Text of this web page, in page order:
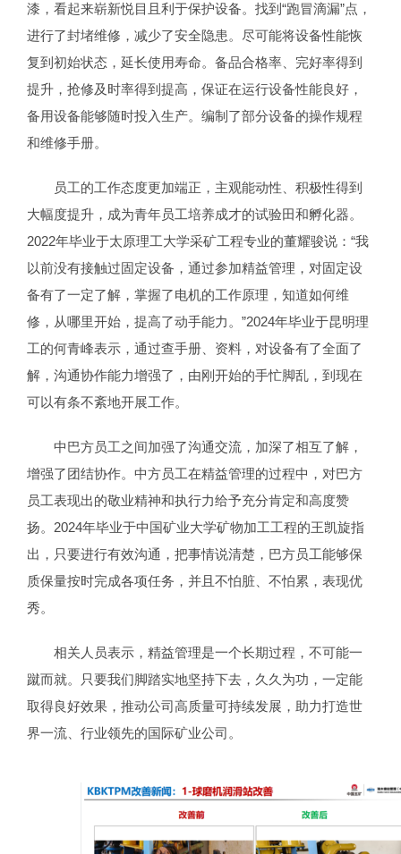
漆，看起来崭新悦目且利于保护设备。找到“跑冒滴漏”点，
进行了封堵维修，减少了安全隐患。尽可能将设备性能恢
复到初始状态，延长使用寿命。备品合格率、完好率得到
提升，抢修及时率得到提高，保证在运行设备性能良好，
备用设备能够随时投入生产。编制了部分设备的操作规程
和维修手册。
员工的工作态度更加端正，主观能动性、积极性得到
大幅度提升，成为青年员工培养成才的试验田和孵化器。
2022年毕业于太原理工大学采矿工程专业的董耀骏说：“我
以前没有接触过固定设备，通过参加精益管理，对固定设
备有了一定了解，掌握了电机的工作原理，知道如何维
修，从哪里开始，提高了动手能力。”2024年毕业于昆明理
工的何青峰表示，通过查手册、资料，对设备有了全面了
解，沟通协作能力增强了，由刚开始的手忙脚乱，到现在
可以有条不紊地开展工作。
中巴方员工之间加强了沟通交流，加深了相互了解，
增强了团结协作。中方员工在精益管理的过程中，对巴方
员工表现出的敬业精神和执行力给予充分肯定和高度赞
扬。2024年毕业于中国矿业大学矿物加工工程的王凯旋指
出，只要进行有效沟通，把事情说清楚，巴方员工能够保
质保量按时完成各项任务，并且不怕脏、不怕累，表现优
秀。
相关人员表示，精益管理是一个长期过程，不可能一
蹴而就。只要我们脚踏实地坚持下去，久久为功，一定能
取得良好效果，推动公司高质量可持续发展，助力打造世
界一流、行业领先的国际矿业公司。